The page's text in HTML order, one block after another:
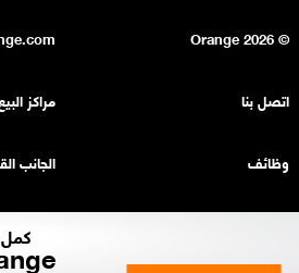
© Orange
2026
اتصل بنا مراكز
وظائف الجانب